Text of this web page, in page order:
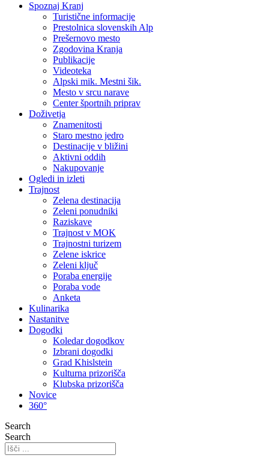
Spoznaj Kranj
Turistične informacije
Prestolnica slovenskih Alp
Prešernovo mesto
Zgodovina Kranja
Publikacije
Videoteka
Alpski mik. Mestni šik.
Mesto v srcu narave
Center športnih priprav
Doživetja
Znamenitosti
Staro mestno jedro
Destinacije v bližini
Aktivni oddih
Nakupovanje
Ogledi in izleti
Trajnost
Zelena destinacija
Zeleni ponudniki
Raziskave
Trajnost v MOK
Trajnostni turizem
Zelene iskrice
Zeleni ključ
Poraba energije
Poraba vode
Anketa
Kulinarika
Nastanitve
Dogodki
Koledar dogodkov
Izbrani dogodki
Grad Khislstein
Kulturna prizorišča
Klubska prizorišča
Novice
360°
Search
Search